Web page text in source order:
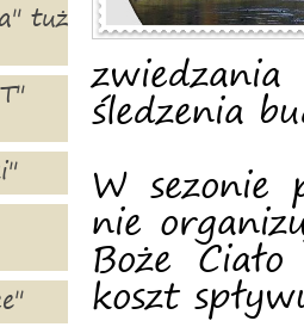
tuż
śledzenia
W
nie
Boże
koszt